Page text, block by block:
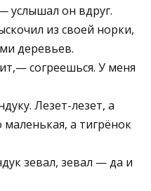
услышал он вдруг.
из своей норки,
деревьев.
согреешься. У меня
Лезет-лезет, а
а тигрёнок
зевал, зевал — да и